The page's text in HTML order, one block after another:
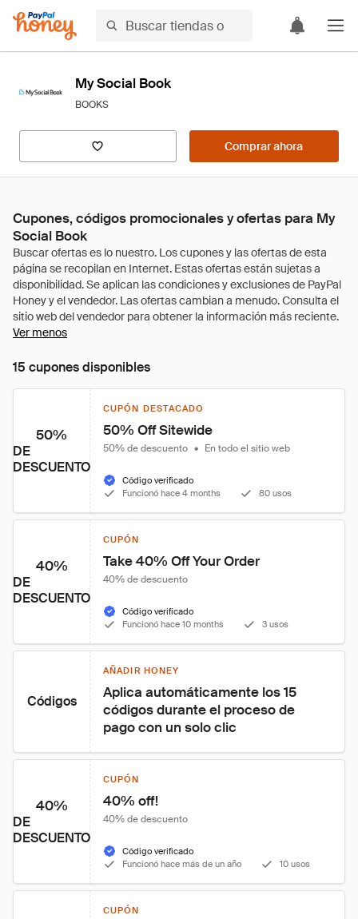
My Social Book
BOOKS
Comprar ahora
Cupones, códigos promocionales y ofertas para My
Social Book
Ver menos
15 cupones disponibles
50%
DE
DESCUENTO
CUPÓN DESTACADO
50% Off Sitewide
50% de descuento • En todo el sitio web
Código verificado
Funcionó hace 4 months
80 usos
40%
DE
DESCUENTO
CUPÓN
Take 40% Off Your Order
40% de descuento
Código verificado
Funcionó hace 10 months
3 usos
Códigos
AÑADIR HONEY
Aplica automáticamente los 15
códigos durante el proceso de
pago con un solo clic
40%
DE
DESCUENTO
CUPÓN
40% off!
40% de descuento
Código verificado
Funcionó hace más de un año
10 usos
CUPÓN